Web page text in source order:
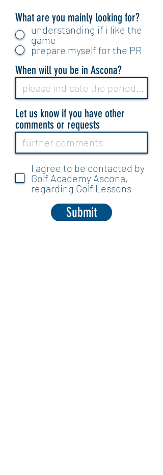
What are you mainly looking for?
understanding if i like the
game
prepare myself for the PR
When will you be in Ascona?
Let us know if you have other
comments or requests
I agree to be contacted by
Golf Academy Ascona,
regarding Golf Lessons
Submit